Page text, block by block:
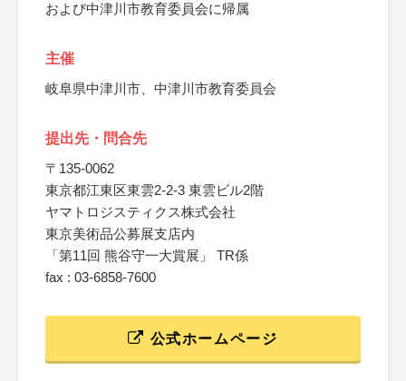
および中津川市教育委員会に帰属
主催
岐阜県中津川市、中津川市教育委員会
提出先・問合先
〒135-0062
東京都江東区東雲2-2-3 東雲ビル2階
ヤマトロジスティクス株式会社
東京美術品公募展支店内
「第11回 熊谷守一大賞展」 TR係
fax : 03-6858-7600
公式ホームページ